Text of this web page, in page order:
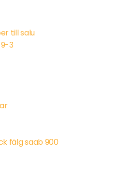
till salu
3
fälg saab 900